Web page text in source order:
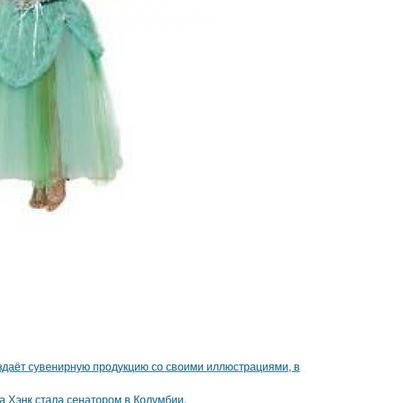
сувенирную продукцию со своими иллюстрациями, в
стала сенатором в Колумбии.